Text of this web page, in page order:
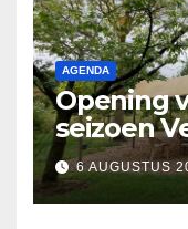
AGENDA
Opening
seizoen
Lopende
verhalen
Hooidonk
6 AUGUSTUS